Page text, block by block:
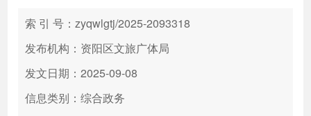
高效办成一件事
索 引 号：zyqwlgtj/2025-2093318
发布机构：资阳区文旅广体局
发文日期：2025-09-08
信息类别：综合政务